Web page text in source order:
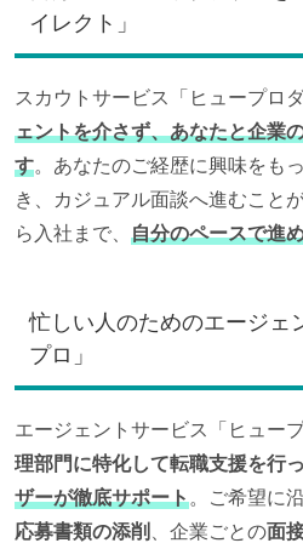
イレクト」
スカウトサービス「ヒュープロ
ェントを介さず、あなたと企業
す。あなたのご経歴に興味をも
き、カジュアル面談へ進むこと
ら入社まで、 自分のペースで進
忙しい人のためのエージェ
プロ」
エージェントサービス「ヒュープ
理部門に特化して転職支援を行
ザーが徹底サポート。ご希望に
応募書類の添削 、企業ごとの面